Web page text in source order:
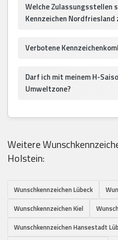
Welche Zulassungsstellen
Kennzeichen
Verbotene
Darf ich mit meinem H-
Umweltzone?
Weitere
Holstein:
Wunschkennzeichen Lübeck
Wunschkennzeichen Kiel
Wunschkennzeichen Hansestadt